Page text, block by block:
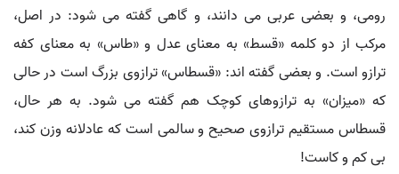
رومی، و بعضی عربی می دانند، و گاهی گفته می شود: در اصل،
مرکب از دو کلمه «قسط» به معنای عدل و «طاس» به معنای کفه
ترازو است. و بعضی گفته اند: «قسطاس» ترازوی بزرگ است در حالی
که «میزان» به ترازوهای کوچک هم گفته می شود. به هر حال،
قسطاس مستقیم ترازوی صحیح و سالمی است که عادلانه وزن کند،
بی کم و کاست!